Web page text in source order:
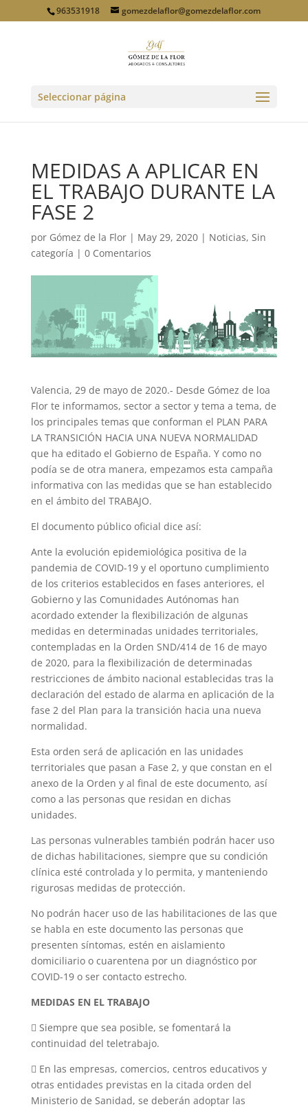
963531918 gomezdelaflor@gomezdelaflor.com
Seleccionar página
MEDIDAS A APLICAR EN
EL TRABAJO DURANTE LA
FASE 2
por Gómez de la Flor| May 29, 2020| Noticias, Sin
categoría | 0 Comentarios
Valencia, 29 de mayo de 2020.- Desde Gómez de loa
Flor te informamos, sector a sector y tema a tema, de
los principales temas que conforman el PLAN PARA
LA TRANSICIÓN HACIA UNA NUEVA NORMALIDAD
que ha editado el Gobierno de España. Y como no
podía se de otra manera, empezamos esta campaña
informativa con las medidas que se han establecido
en el ámbito del TRABAJO.
El documento público oficial dice así:
Ante la evolución epidemiológica positiva de la
pandemia de COVID-19 y el oportuno cumplimiento
de los criterios establecidos en fases anteriores, el
Gobierno y las Comunidades Autónomas han
acordado extender la flexibilización de algunas
medidas en determinadas unidades territoriales,
contempladas en la Orden SND/414 de 16 de mayo
de 2020, para la flexibilización de determinadas
restricciones de ámbito nacional establecidas tras la
declaración del estado de alarma en aplicación de la
fase 2 del Plan para la transición hacia una nueva
normalidad.
Esta orden será de aplicación en las unidades
territoriales que pasan a Fase 2, y que constan en el
anexo de la Orden y al final de este documento, así
como a las personas que residan en dichas
unidades.
Las personas vulnerables también podrán hacer uso
de dichas habilitaciones, siempre que su condición
clínica esté controlada y lo permita, y manteniendo
rigurosas medidas de protección.
No podrán hacer uso de las habilitaciones de las que
se habla en este documento las personas que
presenten síntomas, estén en aislamiento
domiciliario o cuarentena por un diagnóstico por
COVID-19 o ser contacto estrecho.
MEDIDAS EN EL TRABAJO
 Siempre que sea posible, se fomentará la
continuidad del teletrabajo.
 En las empresas, comercios, centros educativos y
otras entidades previstas en la citada orden del
Ministerio de Sanidad, se deberán adoptar las